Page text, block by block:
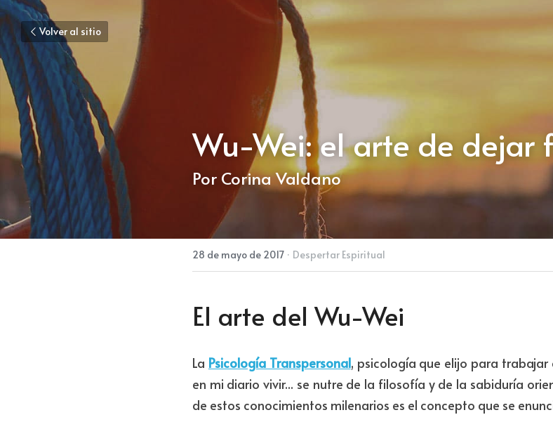
Volver al sitio
Wu-Wei: el arte de dejar
Por Corina Valdano
28 de mayo de 2017 · Despertar Espiritual
El arte del Wu-Wei
La Psicología Transpersonal, psicología que elijo para
en mi diario vivir... se nutre de la filosofía y de la sabiduría
de estos conocimientos milenarios es el concepto que se